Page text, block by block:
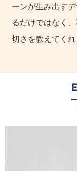
ーンが生み出す
るだけではなく
切さを教えてくれ